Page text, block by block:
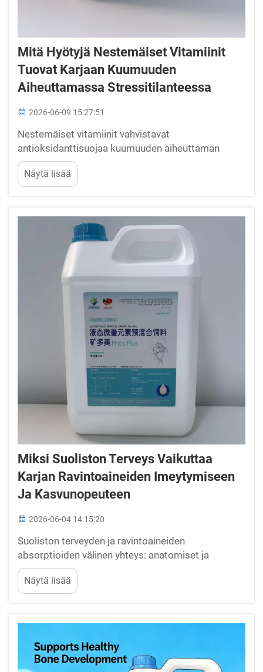
Mitä Hyötyjä Nestemäiset Vitamiinit
Tuovat Karjaan Kuumuuden
Aiheuttamassa Stressitilanteessa
2026-06-09 15:27:51
Nestemäiset vitamiinit vahvistavat
antioksidanttisuojaa kuumuuden aiheuttaman
stressin aikana: vitamiinien C ja E yhteisvaikutus
reaktiivisten happimuotojen (ROS)
neutraloimisessa ja MDA-biomerkkien
lisää reaktiivisten happimuotojen (ROS) tuotantoa
liiallisesti, mikä ylittää karjan luonnollisen...
Näytä lisää
Miksi Suoliston Terveys Vaikuttaa
Karjan Ravintoaineiden Imeytymiseen
Ja Kasvunopeuteen
2026-06-04 14:15:20
Suoliston terveyden ja ravintoaineiden
absorptioiden välinen yhteys: anatomiset ja
toiminnalliset perusteet – villukset, tiukat liitokset
ja kuljettajaproteiinien ilmentyminen. Karjan
suoliston terveys alkaa suoliston limakalvon
villukset...
Näytä lisää